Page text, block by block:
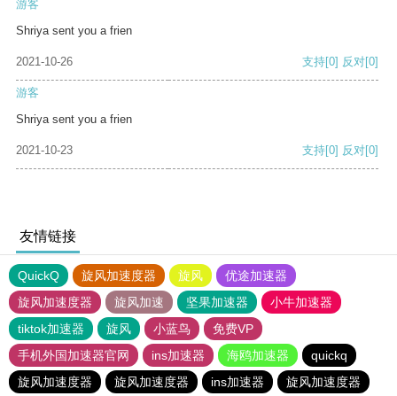
游客
Shriya sent you a frien
2021-10-26 支持[0] 反对[0]
游客
Shriya sent you a frien
2021-10-23 支持[0] 反对[0]
友情链接
QuickQ 旋风加速度器 旋风
优途加速器
旋风加速度器
旋风加速 坚果加速器
小牛加速器
tiktok加速器
旋风 小蓝鸟
免费VP
手机外国加速器官网
ins加速器 海鸥加速器
quickq
旋风加速度器
旋风加速度器 ins加速器 旋风加速度器